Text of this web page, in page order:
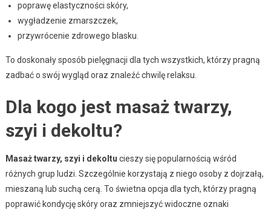
poprawę elastyczności skóry,
wygładzenie zmarszczek,
przywrócenie zdrowego blasku.
To doskonały sposób pielęgnacji dla tych wszystkich, którzy pragną
zadbać o swój wygląd oraz znaleźć chwilę relaksu.
Dla kogo jest masaż twarzy,
szyi i dekoltu?
Masaż twarzy, szyi i dekoltu cieszy się popularnością wśród
różnych grup ludzi. Szczególnie korzystają z niego osoby z dojrzałą,
mieszaną lub suchą cerą. To świetna opcja dla tych, którzy pragną
poprawić kondycję skóry oraz zmniejszyć widoczne oznaki